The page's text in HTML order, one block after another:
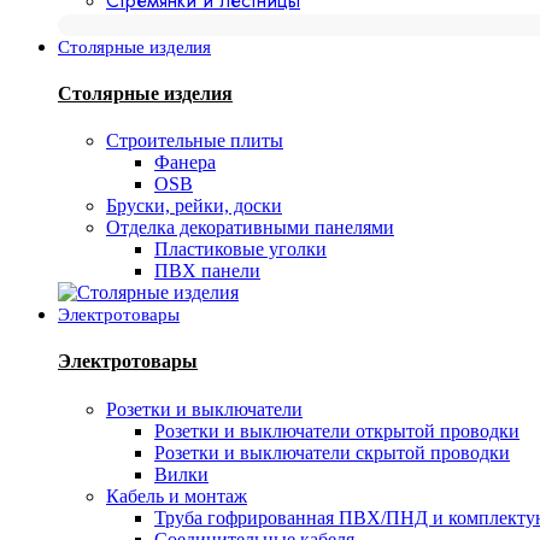
Столярные изделия
Столярные изделия
Строительные плиты
Фанера
OSB
Бруски, рейки, доски
Отделка декоративными панелями
Пластиковые уголки
ПВХ панели
Электротовары
Электротовары
Розетки и выключатели
Розетки и выключатели открытой проводки
Розетки и выключатели скрытой проводки
Вилки
Кабель и монтаж
Труба гофрированная ПВХ/ПНД и